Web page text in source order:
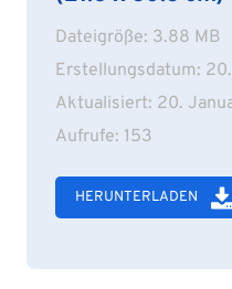
Dateigröße: 3.88 MB
Erstellungsdatum:
Aktualisiert: 20.
Aufrufe: 153
HERUNTERLADEN